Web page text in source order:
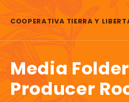
COOPERATIVA TIERRA Y
Media
Producer